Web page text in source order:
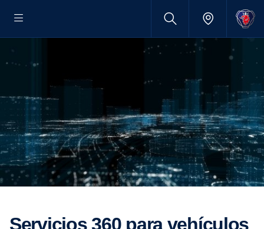
Servi­cios 360 para vehículos